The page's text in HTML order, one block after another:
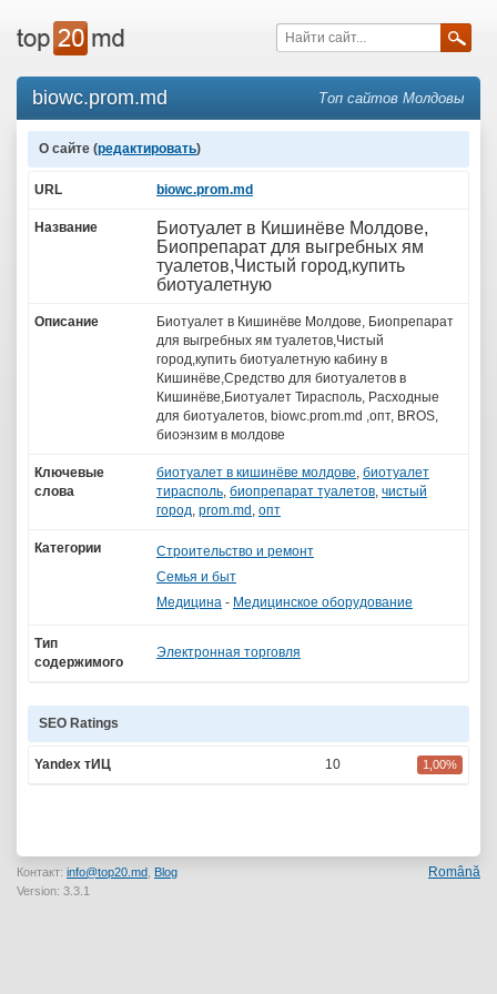
biowc.prom.md Топ сайтов Молдовы
О сайте (редактировать)
URL biowc.prom.md
Название
Биотуалет в Кишинёве Молдове,
Биопрепарат для выгребных ям
туалетов,Чистый город,купить
биотуалетную
Описание
Биотуалет в Кишинёве Молдове, Биопрепарат
для выгребных ям туалетов,Чистый
город,купить биотуалетную кабину в
Кишинёве,Средство для биотуалетов в
Кишинёве,Биотуалет Тирасполь, Расходные
для биотуалетов, biowc.prom.md ,опт, BROS,
биоэнзим в молдове
Ключевые
слова
биотуалет в кишинёве молдове, биотуалет
тирасполь, биопрепарат туалетов, чистый
город, prom.md , опт
Категории
Строительство и ремонт
Семья и быт
Медицина - Медицинское оборудование
Тип
содержимого
Электронная торговля
SEO Ratings
Yandex тИЦ 10 1,00%
Контакт: info@top20.md Blog
Version: 3.3.1
Română